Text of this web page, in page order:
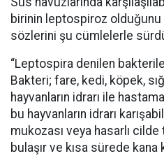
birinin leptospiroz
sözlerini şu cümlelerle
“Leptospira denilen
Bakteri; fare, kedi, köpek,
hayvanların idrarı ile
bu hayvanların idrarı
mukozası veya hasarlı
bulaşır ve kısa sürede kana